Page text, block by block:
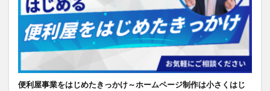
便利屋事業をはじめたきっかけ～ホームページ制作は小さくはじ